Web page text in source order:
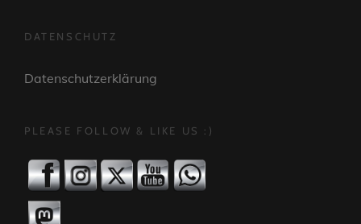
DATENSCHUTZ
Datenschutzerklärung
PLEASE FOLLOW & LIKE US :)